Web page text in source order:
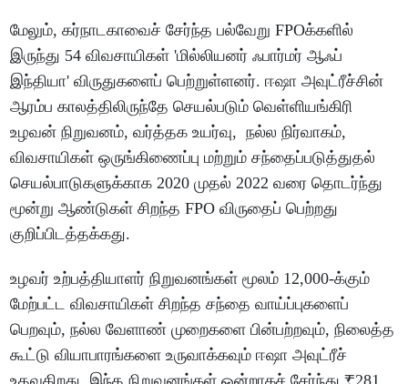
மேலும், கர்நாடகாவைச் சேர்ந்த பல்வேறு FPOக்களில்
இருந்து 54 விவசாயிகள் 'மில்லியனர் ஃபார்மர் ஆஃப்
இந்தியா' விருதுகளைப் பெற்றுள்ளனர். ஈஷா அவுட்ரீச்சின்
ஆரம்ப காலத்திலிருந்தே செயல்படும் வெள்ளியங்கிரி
உழவன் நிறுவனம், வர்த்தக உயர்வு, நல்ல நிர்வாகம்,
விவசாயிகள் ஒருங்கிணைப்பு மற்றும் சந்தைப்படுத்துதல்
செயல்பாடுகளுக்காக 2020 முதல் 2022 வரை தொடர்ந்து
மூன்று ஆண்டுகள் சிறந்த FPO விருதைப் பெற்றது
குறிப்பிடத்தக்கது.
உழவர் உற்பத்தியாளர் நிறுவனங்கள் மூலம் 12,000-க்கும்
மேற்பட்ட விவசாயிகள் சிறந்த சந்தை வாய்ப்புகளைப்
பெறவும், நல்ல வேளாண் முறைகளை பின்பற்றவும், நிலைத்த
கூட்டு வியாபாரங்களை உருவாக்கவும் ஈஷா அவுட்ரீச்